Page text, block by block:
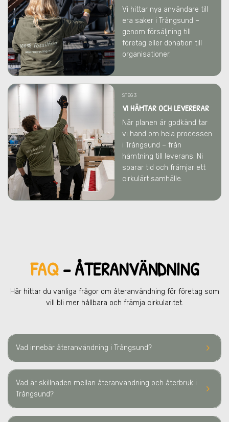
Vi hittar nya användare till
era saker i Trångsund –
genom försäljning till
företag eller donation till
organisationer.
STEG 3
VI HÄMTAR OCH LEVERERAR
När planen är godkänd tar
vi hand om hela processen
i Trångsund – från
hämtning till leverans. Ni
sparar tid och främjar ett
cirkulärt samhälle.
FAQ– ÅTERANVÄNDNING
Här hittar du vanliga frågor om återanvändning för företag som
vill bli mer hållbara och främja cirkularitet.
keyboard_arrow_right
Vad innebär återanvändning i Trångsund?
keyboard_arrow_right
Vad är skillnaden mellan återanvändning och återbruk i
Trångsund?